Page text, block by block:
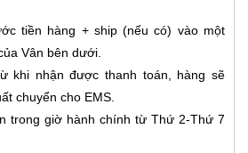
tiền hàng + ship (nếu có) vào một
Vân bên dưới.
khi nhận được thanh toán, hàng sẽ
chuyển cho EMS.
trong giờ hành chính từ Thứ 2-Thứ 7